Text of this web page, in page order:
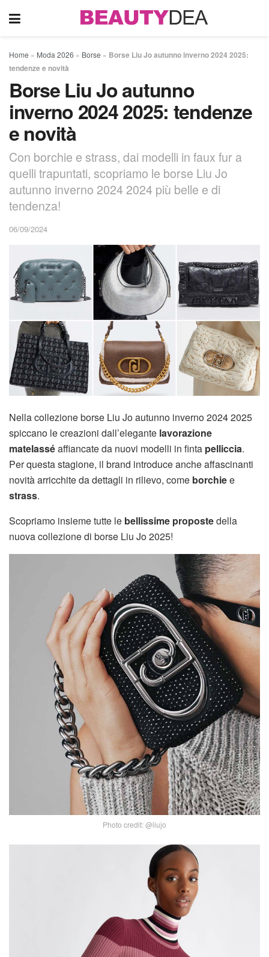
Home » Moda 2026 » Borse » Borse Liu Jo autunno inverno 2024 2025:
tendenze e novità
Borse Liu Jo autunno
inverno 2024 2025: tendenze
e novità
Con borchie e strass, dai modelli in faux fur a
quelli trapuntati, scopriamo le borse Liu Jo
autunno inverno 2024 2024 più belle e di
tendenza!
06/09/2024
Nella collezione borse Liu Jo autunno inverno 2024 2025
spiccano le creazioni dall’elegante lavorazione
matelasséaffiancate da nuovi modelli in finta pelliccia.
Per questa stagione, il brand introduce anche affascinanti
novità arricchite da dettagli in rilievo, come borchiee
strass.
Scopriamo insieme tutte le bellissime propostedella
nuova collezione di borse Liu Jo 2025!
Photo credit: @liujo